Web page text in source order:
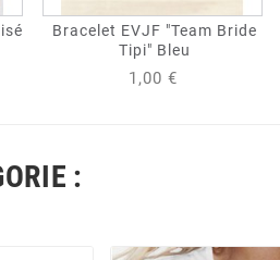
Bracelet EVJF "Team Bride
Tipi" Bleu
1,00 €
: